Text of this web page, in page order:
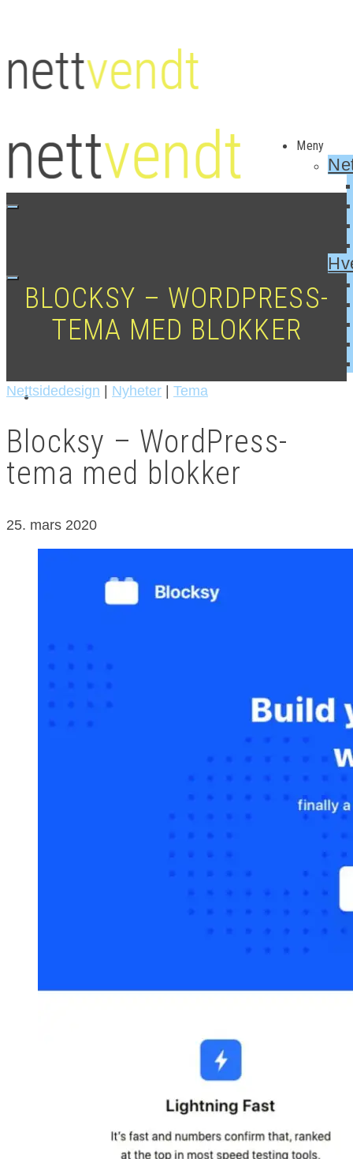
Meny
BLOCKSY – WORDPRESS-
TEMA MED BLOKKER
Nettsidedesign Nyheter Tema
Blocksy – WordPress-
tema med blokker
25. mars 2020